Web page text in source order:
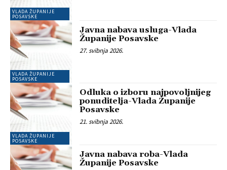
VLADA ŽUPANIJE
POSAVSKE
VLADA ŽUPANIJE
POSAVSKE
Javna nabava usluga-Vlada
Županije Posavske
27. svibnja 2026.
VLADA ŽUPANIJE
POSAVSKE
Odluka o izboru najpovoljnijeg
ponuditelja-Vlada Županije
Posavske
21. svibnja 2026.
Javna nabava roba-Vlada
Županije Posavske